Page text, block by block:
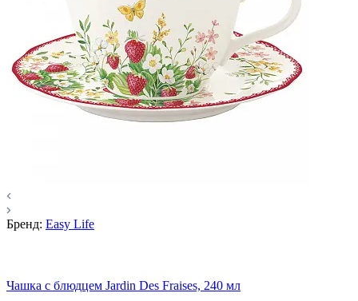
Бренд: Easy Life
Чашка с блюдцем Jardin Des Fraises, 240 мл